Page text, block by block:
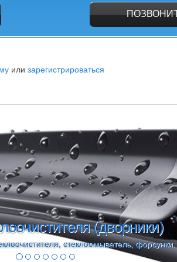
или зарегистрироваться
(дворники)
стеклоомыватель, форсунки.